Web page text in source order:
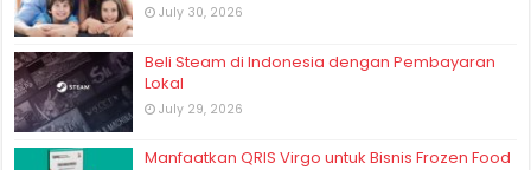
July 30, 2026
Beli Steam di Indonesia dengan Pembayaran
Lokal
July 29, 2026
Manfaatkan QRIS Virgo untuk Bisnis Frozen Food